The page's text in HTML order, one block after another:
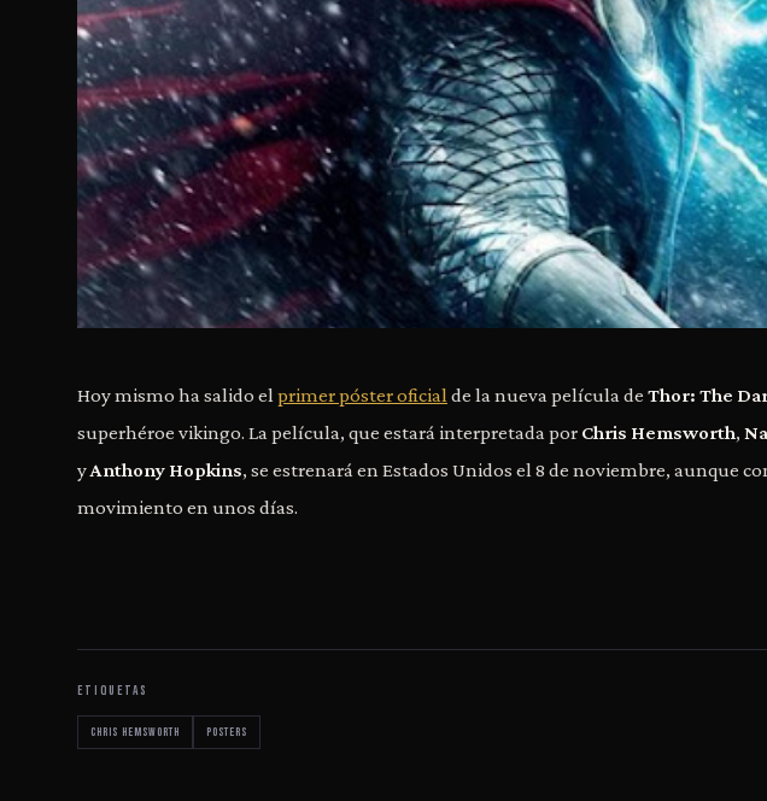
Hoy mismo ha salido elprimer póster oficialde la nueva película de Thor: The
superhéroe vikingo. La película, que estará interpretada por Chris Hemsworth,
yAnthony Hopkins, se estrenará en Estados Unidos el 8 de noviembre, aunque
movimiento en unos días.
ETIQUETAS
Chris Hemsworth posters